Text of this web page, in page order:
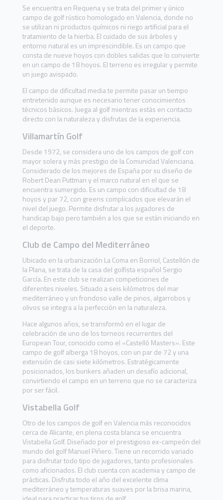
Se encuentra en Requena y se trata del primer y único
campo de golf rústico homologado en Valencia, donde no
se utilizan ni productos químicos ni riego artificial para el
tratamiento de la hierba. El cuidado de sus árboles y
entorno natural es un imprescindible. Es un campo que
consta de nueve hoyos con dobles salidas que lo convierte
en un campo de 18 hoyos. El terreno es irregular y permite
un juego avispado.
El campo de dificultad media te permite pasar un tiempo
entretenido aunque es necesario tener conocimientos
técnicos básicos. Juega al golf mientras estás en contacto
directo con la naturaleza y disfrutas de la experiencia.
Villamartín Golf
Desde 1972, se considera uno de los campos de golf con
mayor solera y más prestigio de la Comunidad Valenciana.
Considerado de los mejores de España por su diseño de
Robert Dean Puttman y el marco natural en el que se
encuentra sumergido. Es un campo con dificultad de 18
hoyos y par 72, con greens complicados que elevarán el
nivel del juego. Permite disfrutar a los jugadores de
handicap bajo pero también a los que se están iniciando en
el deporte.
Club de Campo del Mediterráneo
Ubicado en la urbanización La Coma en Borriol, Castellón de
la Plana, se trata de la casa del golfista español Sergio
García. En este club se realizan competiciones de
diferentes niveles. Situado a seis kilómetros del mar
mediterráneo y un frondoso valle de pinos, algarrobos y
olivos se integra a la perfección en la naturaleza.
Hace algunos años, se transformó en el lugar de
celebración de uno de los torneos recurrentes del
European Tour, conocido como el «Castelló Masters». Este
campo de golf alberga 18 hoyos, con un par de 72 y una
extensión de casi siete kilómetros. Estratégicamente
posicionados, los bunkers añaden un desafío adicional,
convirtiendo el campo en un terreno que no se caracteriza
por ser fácil.
Vistabella Golf
Otro de los campos de golf en Valencia más reconocidos
cerca de Alicante, en plena costa blanca se encuentra
Vistabella Golf. Diseñado por el prestigioso ex-campeón del
mundo del golf Manuel Piñero. Tiene un recorrido variado
para disfrutar todo tipo de jugadores, tanto profesionales
como aficionados. El club cuenta con academia y campo de
prácticas. Disfruta todo el año del excelente clima
mediterráneo y temperaturas suaves por la brisa marina,